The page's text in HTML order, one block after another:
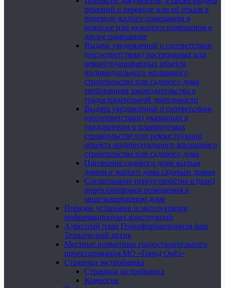
решений о переводе или об отказе в
переводе жилого помещения в
нежилое или нежилого помещения в
жилое помещение
Выдача уведомлений о соответствии
(несоответствии) построенных или
реконструированных объекта
индивидуального жилищного
строительства или садового дома
требованиям законодательства о
градостроительной деятельности
Выдача уведомлений о соответствии
(несоответствии) указанных в
уведомлении о планируемых
строительстве или реконструкции
объекта индивидуального жилищного
строительства или садового дома
Признание садового дома жилым
домом и жилого дома садовым домом
Согласование переустройства и (или)
перепланировки помещения в
многоквартирном доме
Порядок установки и эксплуатации
информационных конструкций
Адресный план Геоинформационная база
Технический архив
Местные нормативы градостроительного
проектирования МО «Город Орёл»
Страница застройщика
Страница застройщика
Комиссия